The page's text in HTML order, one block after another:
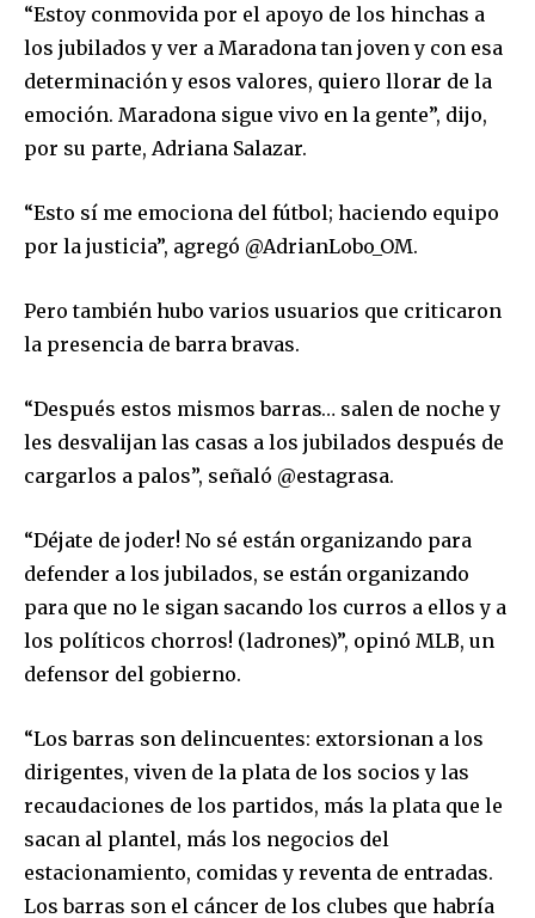
“Estoy conmovida por el apoyo de los hinchas a
los jubilados y ver a Maradona tan joven y con esa
determinación y esos valores, quiero llorar de la
emoción. Maradona sigue vivo en la gente”, dijo,
por su parte, Adriana Salazar.
“Esto sí me emociona del fútbol; haciendo equipo
por la justicia”, agregó @AdrianLobo_OM.
Pero también hubo varios usuarios que criticaron
la presencia de barra bravas.
“Después estos mismos barras… salen de noche y
les desvalijan las casas a los jubilados después de
cargarlos a palos”, señaló @estagrasa.
“Déjate de joder! No sé están organizando para
defender a los jubilados, se están organizando
para que no le sigan sacando los curros a ellos y a
los políticos chorros! (ladrones)”, opinó MLB, un
defensor del gobierno.
“Los barras son delincuentes: extorsionan a los
dirigentes, viven de la plata de los socios y las
recaudaciones de los partidos, más la plata que le
sacan al plantel, más los negocios del
estacionamiento, comidas y reventa de entradas.
Los barras son el cáncer de los clubes que habría